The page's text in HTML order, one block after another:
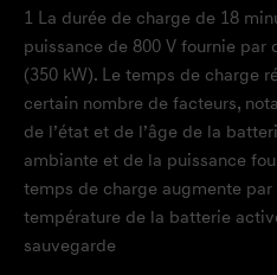
1 La durée de charge de 18
puissance de 800 V fournie
(350 kW). Le temps de charge
certain nombre de facteurs,
de l’état et de l’âge de la
ambiante et de la puissance
temps de charge augmente
température de la batterie
sauvegarde